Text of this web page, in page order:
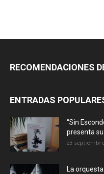
RECOMENDACIONES
ENTRADAS
“Sin
presenta su
23
La